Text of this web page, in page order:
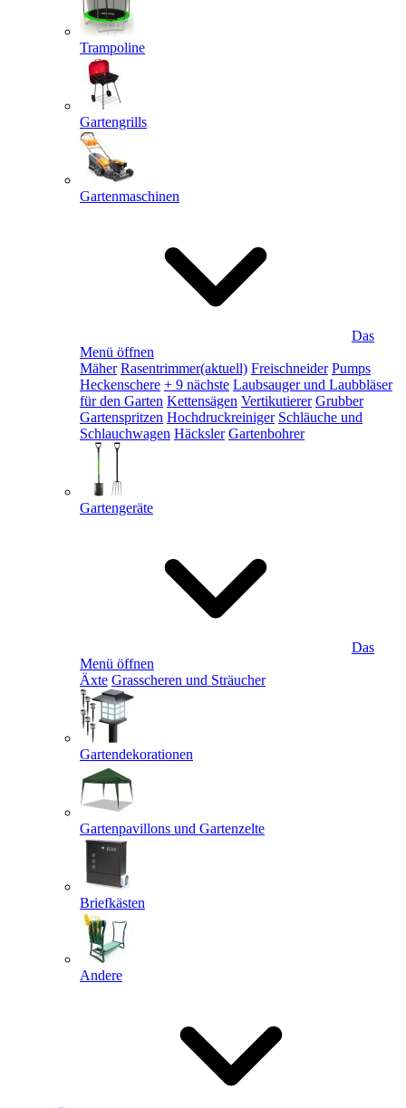
Trampoline
Gartengrills
Gartenmaschinen
Das
Menü öffnen
Mäher Rasentrimmer(aktuell) Freischneider Pumps
Heckenschere + 9 nächste Laubsauger und Laubbläser
für den Garten Kettensägen Vertikutierer Grubber
Gartenspritzen Hochdruckreiniger Schläuche und
Schlauchwagen Häcksler Gartenbohrer
Gartengeräte
Das
Menü öffnen
Äxte Grasscheren und Sträucher
Gartendekorationen
Gartenpavillons und Gartenzelte
Briefkästen
Andere